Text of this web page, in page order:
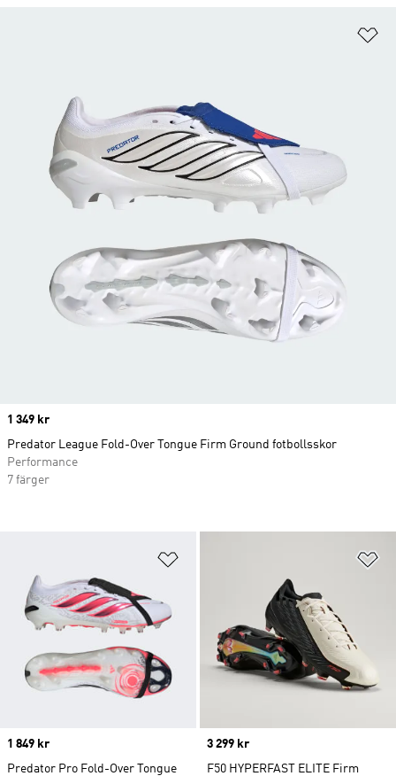
Price
1 849 kr
Predator Pro Fold-Over Tongue
Price
3 299 kr
F50 HYPERFAST ELITE Firm
Price
1 349 kr
Predator League Fold-Over Tongue Firm Ground fotbollsskor
Performance
7 färger